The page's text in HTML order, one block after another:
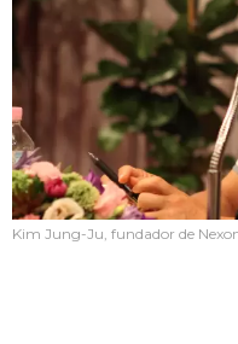
Kim Jung-Ju, fundador de